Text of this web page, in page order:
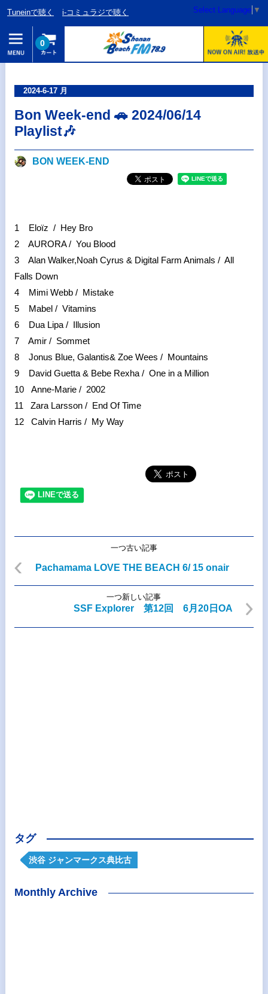
Tuneinで聴く i-コミュラジで聴く Select Language ▼
0
2024-6-17 月
Bon Week-end 🚗 2024/06/14
Playlist🎶
BON WEEK‐END
1 Eloïz / Hey Bro
2 AURORA / You Blood
3 Alan Walker,Noah Cyrus & Digital Farm Animals / All
Falls Down
4 Mimi Webb / Mistake
5 Mabel / Vitamins
6 Dua Lipa / Illusion
7 Amir / Sommet
8 Jonus Blue, Galantis& Zoe Wees / Mountains
9 David Guetta & Bebe Rexha / One in a Million
10 Anne-Marie / 2002
11 Zara Larsson / End Of Time
12 Calvin Harris / My Way
一つ古い記事
Pachamama LOVE THE BEACH 6/ 15 onair
一つ新しい記事
SSF Explorer 第12回 6月20日OA
タグ
渋谷 ジャンマークス典比古
Monthly Archive